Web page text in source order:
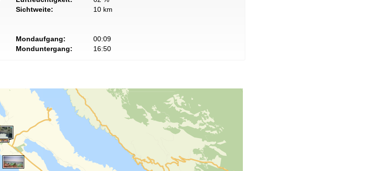
Sichtweite:
10 km
Mondaufgang:
00:09
Monduntergang:
16:50